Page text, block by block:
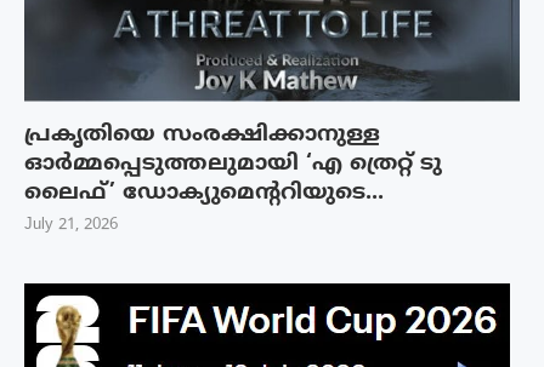
പ്രകൃതിയെ സംരക്ഷിക്കാനുള്ള
ഓർമ്മപ്പെടുത്തലുമായി ‘എ ത്രെറ്റ് ടു
ലൈഫ്’ ഡോക്യുമെന്ററിയുടെ...
July 21, 2026